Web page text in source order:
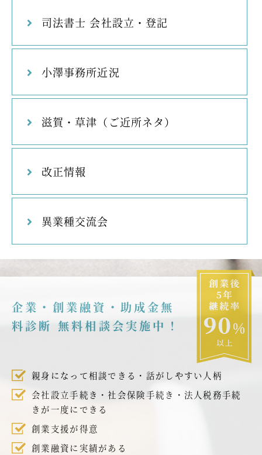
司法書士 会社設立・登記
小澤事務所近況
滋賀・草津（ご近所ネタ）
改正情報
異業種交流会
企業・創業融資・助成金無
料診断 無料相談会実施中！
親身になって相談できる・話がしやすい人柄
会社設立手続き・社会保険手続き・法人税務手続
きが一度にできる
創業支援が得意
創業融資に実績がある